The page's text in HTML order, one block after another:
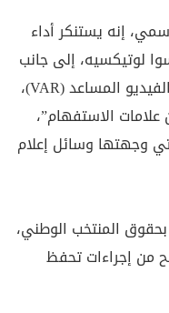
إنه يستنكر أداء
لوتيكسيه، إلى جانب
بعض القرارات المرتبطة بتقنية حكم الفيديو المساعد (VAR)،
علامات الاستفهام”،
وجهتها وسائل إعلام
المنتخب الوطني،
من إجراءات تحفظ